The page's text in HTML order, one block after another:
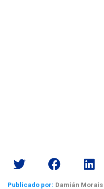
Publicado por: Damián Morais